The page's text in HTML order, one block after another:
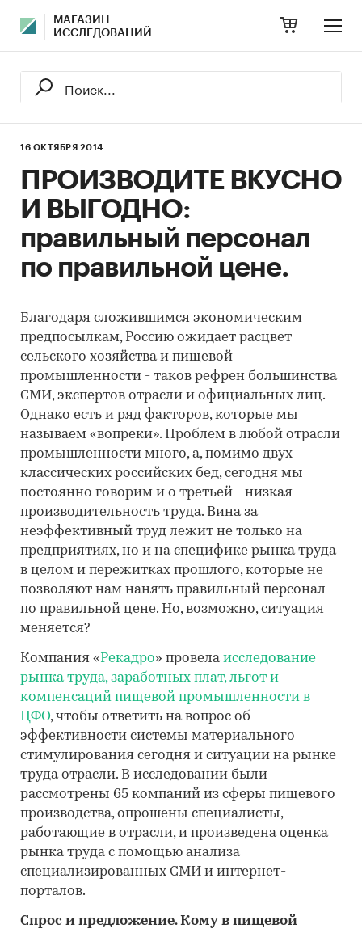
МАГАЗИН
ИССЛЕДОВАНИЙ
16 ОКТЯБРЯ 2014
ПРОИЗВОДИТЕ ВКУСНО
И ВЫГОДНО:
правильный персонал
по правильной цене.
Благодаря сложившимся экономическим
предпосылкам, Россию ожидает расцвет
сельского хозяйства и пищевой
промышленности - таков рефрен большинства
СМИ, экспертов отрасли и официальных лиц.
Однако есть и ряд факторов, которые мы
называем «вопреки». Проблем в любой отрасли
промышленности много, а, помимо двух
классических российских бед, сегодня мы
постоянно говорим и о третьей - низкая
производительность труда. Вина за
неэффективный труд лежит не только на
предприятиях, но и на специфике рынка труда
в целом и пережитках прошлого, которые не
позволяют нам нанять правильный персонал
по правильной цене. Но, возможно, ситуация
меняется?
Компания «Рекадро» провелаисследование
рынка труда, заработных плат, льгот и
компенсаций пищевой промышленности в
ЦФО, чтобы ответить на вопрос об
эффективности системы материального
стимулирования сегодня и ситуации на рынке
труда отрасли. В исследовании были
рассмотрены 65 компаний из сферы пищевого
производства, опрошены специалисты,
работающие в отрасли, и произведена оценка
рынка труда с помощью анализа
специализированных СМИ и интернет-
порталов.
Спрос и предложение. Кому в пищевой